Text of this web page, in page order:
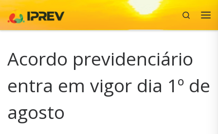
Skip to content
Search
Acordo previdenciário
entra em vigor dia 1º de
agosto